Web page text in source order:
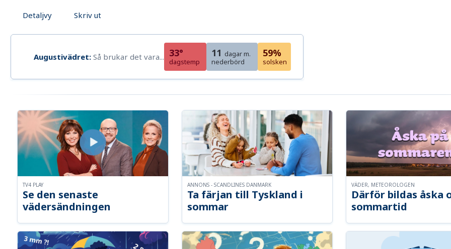
Detaljvy Skriv ut
Augustivädret: Så brukar det vara... 33°
dagstemp
11 dagar m.
nederbörd
59%
solsken
Se den senaste
vädersändningen
TV4 PLAY
Ta färjan till Tyskland i
sommar
ANNONS - SCANDLINES DANMARK
Därför bildas åska
sommartid
VÄDER, METEOROLOGEN